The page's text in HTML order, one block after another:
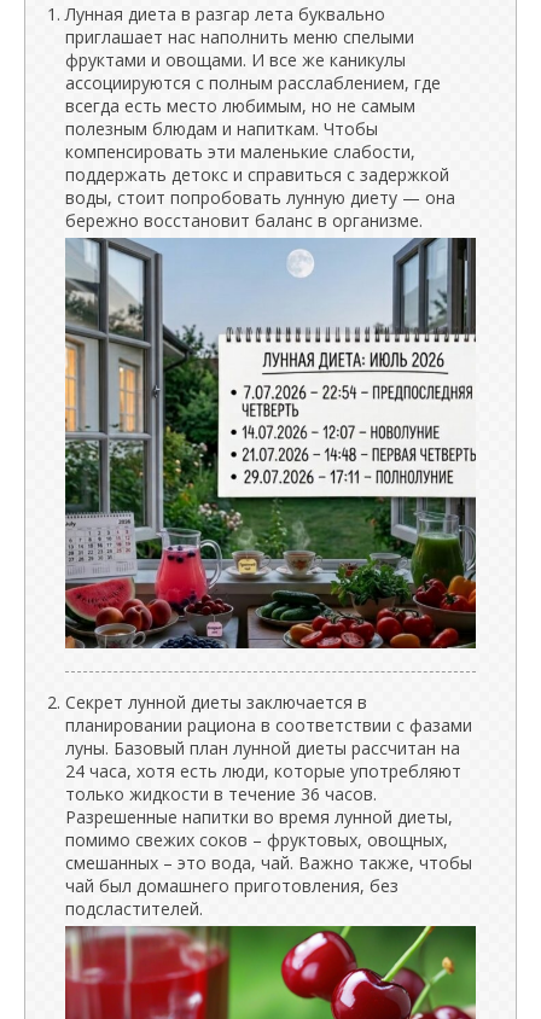
Лунная диета в разгар лета буквально
приглашает нас наполнить меню спелыми
фруктами и овощами. И все же каникулы
ассоциируются с полным расслаблением, где
всегда есть место любимым, но не самым
полезным блюдам и напиткам. Чтобы
компенсировать эти маленькие слабости,
поддержать детокс и справиться с задержкой
воды, стоит попробовать лунную диету — она
бережно восстановит баланс в организме.
Секрет лунной диеты заключается в
планировании рациона в соответствии с фазами
луны. Базовый план лунной диеты рассчитан на
24 часа, хотя есть люди, которые употребляют
только жидкости в течение 36 часов.
Разрешенные напитки во время лунной диеты,
помимо свежих соков – фруктовых, овощных,
смешанных – это вода, чай. Важно также, чтобы
чай был домашнего приготовления, без
подсластителей.